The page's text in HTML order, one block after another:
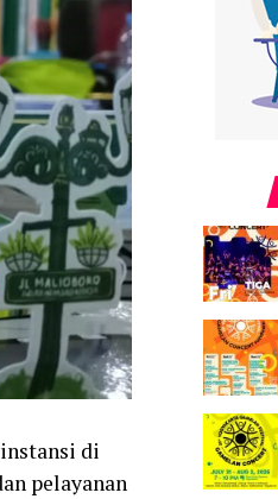
instansi di
pelayanan